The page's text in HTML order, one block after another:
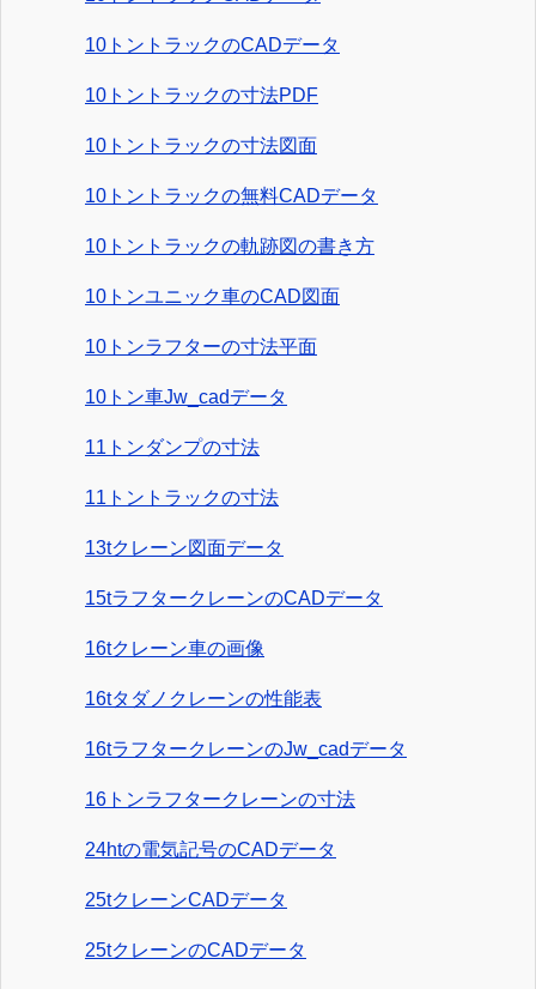
10トントラックのCADデータ
10トントラックの寸法PDF
10トントラックの寸法図面
10トントラックの無料CADデータ
10トントラックの軌跡図の書き方
10トンユニック車のCAD図面
10トンラフターの寸法平面
10トン車Jw_cadデータ
11トンダンプの寸法
11トントラックの寸法
13tクレーン図面データ
15tラフタークレーンのCADデータ
16tクレーン車の画像
16tタダノクレーンの性能表
16tラフタークレーンのJw_cadデータ
16トンラフタークレーンの寸法
24htの電気記号のCADデータ
25tクレーンCADデータ
25tクレーンのCADデータ